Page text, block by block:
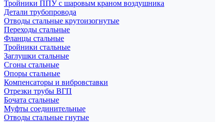
Тройники ППУ с шаровым краном воздушника
Детали трубопровода
Отводы стальные крутоизогнутые
Переходы стальные
Фланцы стальные
Тройники стальные
Заглушки стальные
Сгоны стальные
Опоры стальные
Компенсаторы и вибровставки
Отрезки трубы ВГП
Бочата стальные
Муфты соединительные
Отводы стальные гнутые